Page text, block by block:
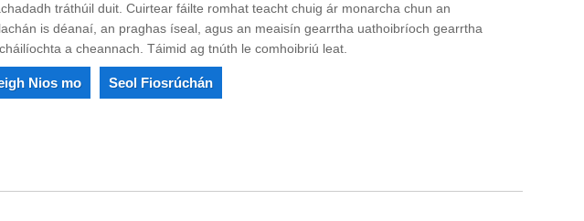
tráthúil duit. Cuirtear fáilte romhat teacht chuig ár monarcha chun an
is déanaí, an praghas íseal, agus an meaisín gearrtha uathoibríoch gearrtha
a cheannach. Táimid ag tnúth le comhoibriú leat.
Nios mo Seol Fiosrúchán